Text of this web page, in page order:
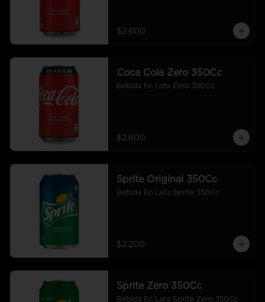
$2.600
Coca Cola Zero 350Cc
Bebida En Lata Zero 350Cc
$2.600
Sprite Original 350Cc
Bebida En Lata Sprite 350Cc
$2.200
Sprite Zero 350Cc
Bebida En Lata Sprite Zero 350Cc